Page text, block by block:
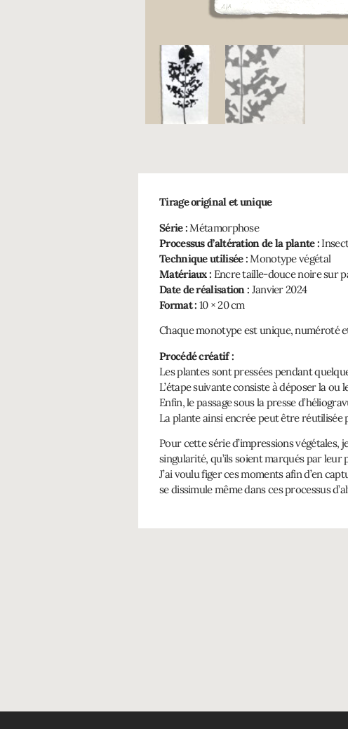
Tirage original et unique
Série : Métamorphose
Processus d’altération de la plante :
Technique utilisée : Monotype végétal
Matériaux : Encre taille-douce noire sur
Date de réalisation : Janvier 2024
Format : 10 × 20 cm
Chaque monotype est unique, numéroté
Procédé créatif :
Les plantes sont pressées pendant
L’étape suivante consiste à déposer la
Enfin, le passage sous la presse
La plante ainsi encrée peut être
Pour cette série d’impressions
singularité, qu’ils soient marqués par
J’ai voulu figer ces moments afin d’en
se dissimule même dans ces processus